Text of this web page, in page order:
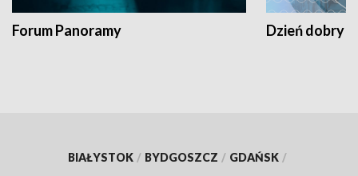
Forum Panoramy Dzień dobry
BIAŁYSTOK / BYDGOSZCZ / GDAŃSK /